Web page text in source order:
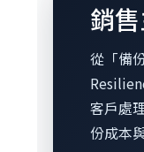
銷
從「備
客戶處
份成本